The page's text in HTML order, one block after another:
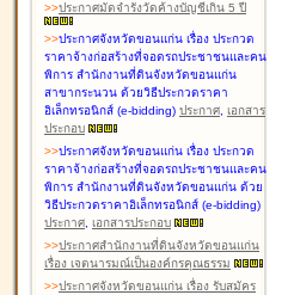
>>ประกาศมัดจำรังวัดค้างบัญชีเกิน 5 ปี
>>ประกาศจังหวัดขอนแก่น เรื่อง ประกวด
ราคาจ้างก่อสร้างที่จอดรถประชาชนและคน
พิการ สำนักงานที่ดินจังหวัดขอนแก่น
สาขากระนวน ด้วยวิธีประกวดราคา
อิเล็กทรอนิกส์ (e-bidding) ประกาศ, เอกสาร
ประกอบ
>>ประกาศจังหวัดขอนแก่น เรื่อง ประกวด
ราคาจ้างก่อสร้างที่จอดรถประชาชนและคน
พิการ สำนักงานที่ดินจังหวัดขอนแก่น ด้วย
วิธีประกวดราคาอิเล็กทรอนิกส์ (e-bidding)
ประกาศ, เอกสารประกอบ
>>ประกาศสำนักงานที่ดินจังหวัดขอนแก่น
เรื่อง เจตนารมณ์เป็นองค์กรคุณธรรม
>>ประกาศจังหวัดขอนแก่น เรื่อง รับสมัคร